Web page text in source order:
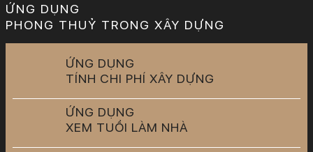
ỨNG DỤNG
PHONG THUỶ TRONG XÂY DỰNG
ỨNG DỤNG
TÍNH CHI PHÍ XÂY DỰNG
ỨNG DỤNG
XEM TUỔI LÀM NHÀ